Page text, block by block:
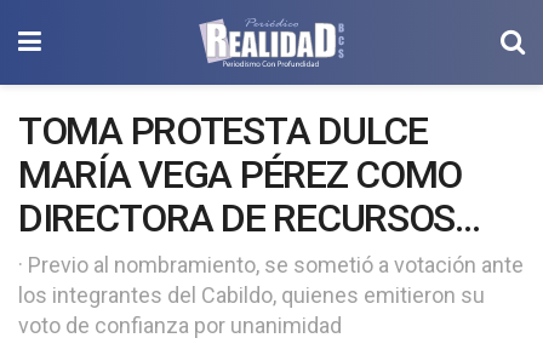
TOMA PROTESTA DULCE
MARÍA VEGA PÉREZ COMO
DIRECTORA DE RECURSOS
MATERIALES EN LORETO
· Previo al nombramiento, se sometió a votación ante
los integrantes del Cabildo, quienes emitieron su
voto de confianza por unanimidad